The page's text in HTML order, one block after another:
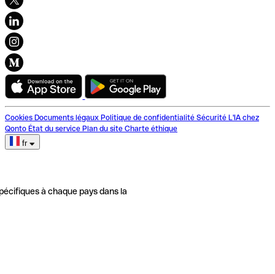
Cookies Documents légaux Politique de confidentialité Sécurité L'IA chez
Qonto État du service Plan du site Charte éthique
fr
à chaque pays dans la